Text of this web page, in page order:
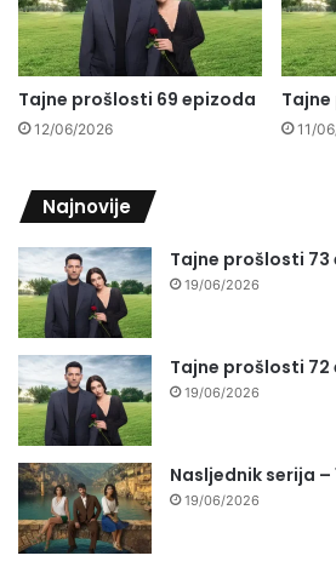
Tajne prošlosti 69 epizoda
12/06/2026 11/
Najnovije
Tajne prošlosti 73
19/06/2026
Tajne prošlosti 72
19/06/2026
Nasljednik serija –
19/06/2026